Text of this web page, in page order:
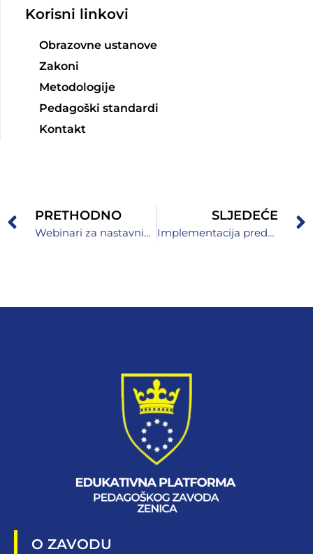
Korisni linkovi
Obrazovne ustanove
Zakoni
Metodologije
Pedagoški standardi
Kontakt
PRETHODNO
Webinari za nastavnike i školske pedagoge
SLJEDEĆE
Implementacija predmetnih kurikuluma u osnovnim i srednjim školama na području Zeničko-dobojskog kantona
O ZAVODU